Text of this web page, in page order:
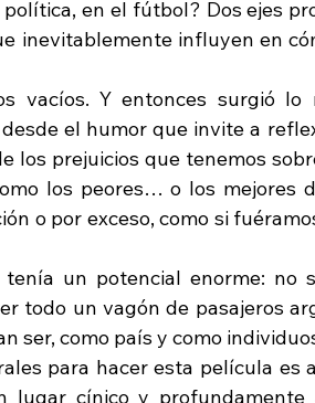
en el fútbol? Dos ejes
inevitablemente influyen en
vacíos. Y entonces surgió lo
el humor que invite a
los prejuicios que tenemos
los peores… o los mejores
o por exceso, como si
un potencial enorme: no
todo un vagón de pasajeros
ser, como país y como
para hacer esta película es
lugar cínico y profundamente